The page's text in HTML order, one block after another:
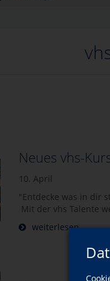
Neues vhs-
10. April
"Entdecke was in dir
Mit der vhs Talente
weiterlesen